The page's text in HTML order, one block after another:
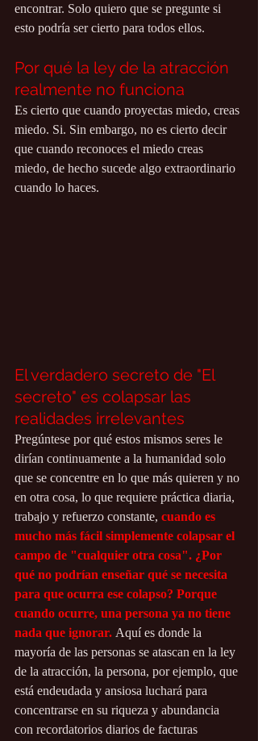
encontrar. Solo quiero que se pregunte si
esto podría ser cierto para todos ellos.
Por qué la ley de la atracción
realmente no funciona
Es cierto que cuando proyectas miedo, creas
miedo. Si. Sin embargo, no es cierto decir
que cuando reconoces el miedo creas
miedo, de hecho sucede algo extraordinario
cuando lo haces.
El verdadero secreto de "El
secreto" es colapsar las
realidades irrelevantes
Pregúntese por qué estos mismos seres le
dirían continuamente a la humanidad solo
que se concentre en lo que más quieren y no
en otra cosa, lo que requiere práctica diaria,
trabajo y refuerzo constante, cuando es
mucho más fácil simplemente colapsar el
campo de "cualquier otra cosa". ¿Por
qué no podrían enseñar qué se necesita
para que ocurra ese colapso? Porque
cuando ocurre, una persona ya no tiene
nada que ignorar. Aquí es donde la
mayoría de las personas se atascan en la ley
de la atracción, la persona, por ejemplo, que
está endeudada y ansiosa luchará para
concentrarse en su riqueza y abundancia
con recordatorios diarios de facturas